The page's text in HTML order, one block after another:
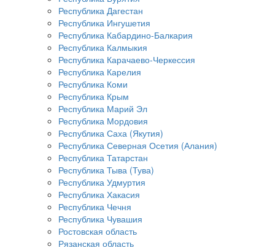
Республика Дагестан
Республика Ингушетия
Республика Кабардино-Балкария
Республика Калмыкия
Республика Карачаево-Черкессия
Республика Карелия
Республика Коми
Республика Крым
Республика Марий Эл
Республика Мордовия
Республика Саха (Якутия)
Республика Северная Осетия (Алания)
Республика Татарстан
Республика Тыва (Тува)
Республика Удмуртия
Республика Хакасия
Республика Чечня
Республика Чувашия
Ростовская область
Рязанская область